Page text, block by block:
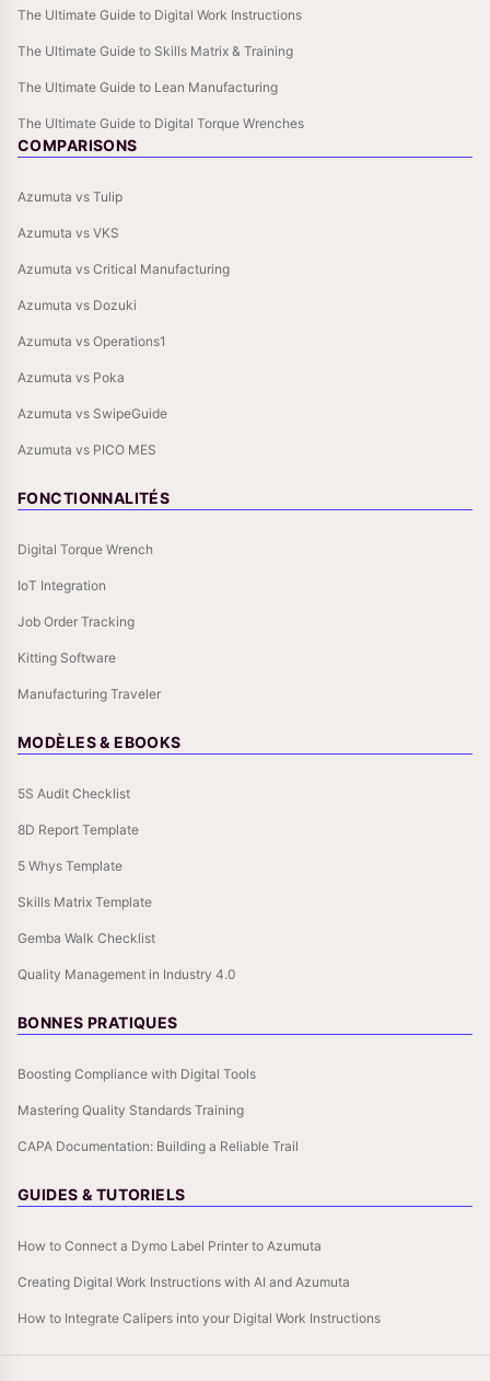
The Ultimate Guide to Digital Work Instructions
The Ultimate Guide to Skills Matrix & Training
The Ultimate Guide to Lean Manufacturing
The Ultimate Guide to Digital Torque Wrenches
COMPARISONS
Azumuta vs Tulip
Azumuta vs VKS
Azumuta vs Critical Manufacturing
Azumuta vs Dozuki
Azumuta vs Operations1
Azumuta vs Poka
Azumuta vs SwipeGuide
Azumuta vs PICO MES
FONCTIONNALITÉS
Digital Torque Wrench
IoT Integration
Job Order Tracking
Kitting Software
Manufacturing Traveler
MODÈLES & EBOOKS
5S Audit Checklist
8D Report Template
5 Whys Template
Skills Matrix Template
Gemba Walk Checklist
Quality Management in Industry 4.0
BONNES PRATIQUES
Boosting Compliance with Digital Tools
Mastering Quality Standards Training
CAPA Documentation: Building a Reliable Trail
GUIDES & TUTORIELS
How to Connect a Dymo Label Printer to Azumuta
Creating Digital Work Instructions with AI and Azumuta
How to Integrate Calipers into your Digital Work Instructions